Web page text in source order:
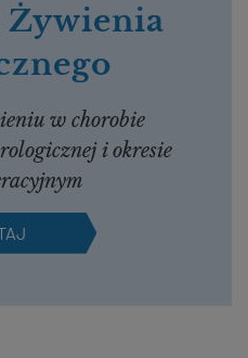
w chorobie
i okresie